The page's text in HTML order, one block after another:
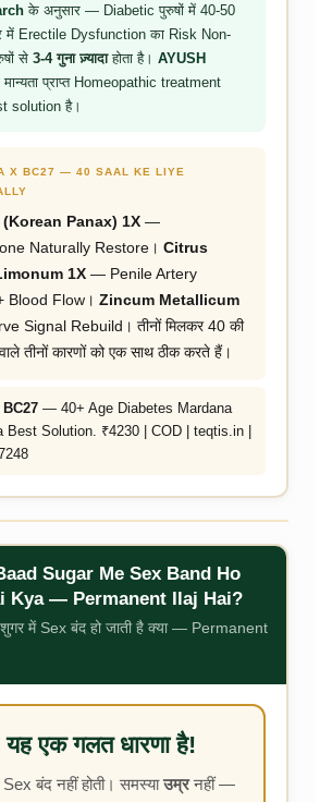
के अनुसार — Diabetic पुरुषों में 40-50
में Erectile Dysfunction का Risk Non-
से 3-4 गुना ज़्यादाहोता है। AYUSH
मान्यता प्राप्त Homeopathic treatment
solution है।
X BC27 — 40 SAAL KE LIYE
Panax) 1X—
Naturally Restore। Citrus
1X— Penile Artery
Blood Flow। Zincum Metallicum
Signal Rebuild। तीनों मिलकर 40 की
तीनों कारणों को एक साथ ठीक करते हैं।
— 40+ Age Diabetes Mardana
Best Solution. ₹4230 | COD | teqtis.in |
Sugar Me Sex Band Ho
Kya — Permanent Ilaj Hai?
में Sex बंद हो जाती है क्या — Permanent
यह एक गलत धारणा है!
बंद नहीं होती। समस्याउम्रनहीं —